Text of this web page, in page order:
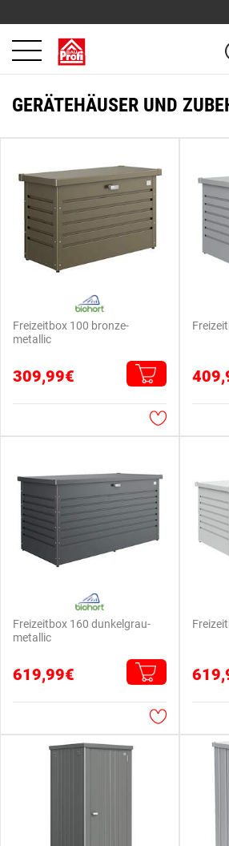
GERÄTEHÄUSER UND
Freizeitbox 100 bronze-
metallic
309,99€
Freizeitbox 160 dunkelgrau-
metallic
619,99€